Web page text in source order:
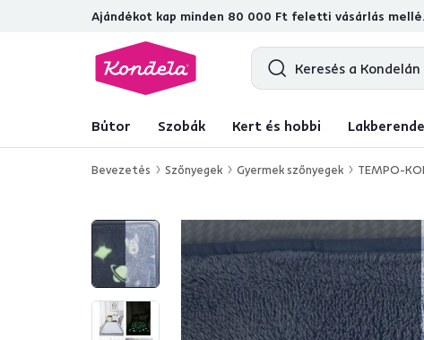
Ajándékot kap minden 80 000 Ft feletti vásárlás mellé.
4,7 31 211ellenőrzött termékértékelések
Bútor Szobák Kert és hobbi
Bevezetés Szőnyegek Gyermek szőnyegek TEMPO-